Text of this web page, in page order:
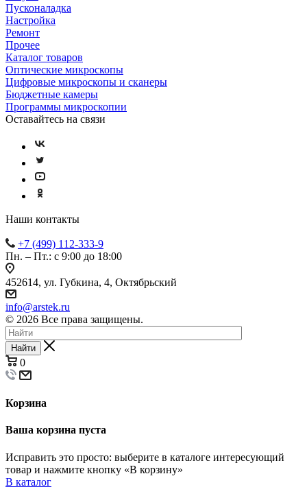
Пусконаладка
Настройка
Ремонт
Прочее
Каталог товаров
Оптические микроскопы
Цифровые микроскопы и сканеры
Бюджетные камеры
Программы микроскопии
Оставайтесь на связи
Наши контакты
+7 (499) 112-333-9
Пн. – Пт.: с 9:00 до 18:00
452614, ул. Губкина, 4, Октябрьский
info@arstek.ru
© 2026 Все права защищены.
Найти
0
Корзина
Ваша корзина пуста
Исправить это просто: выберите в каталоге интересующий
товар и нажмите кнопку «В корзину»
В каталог